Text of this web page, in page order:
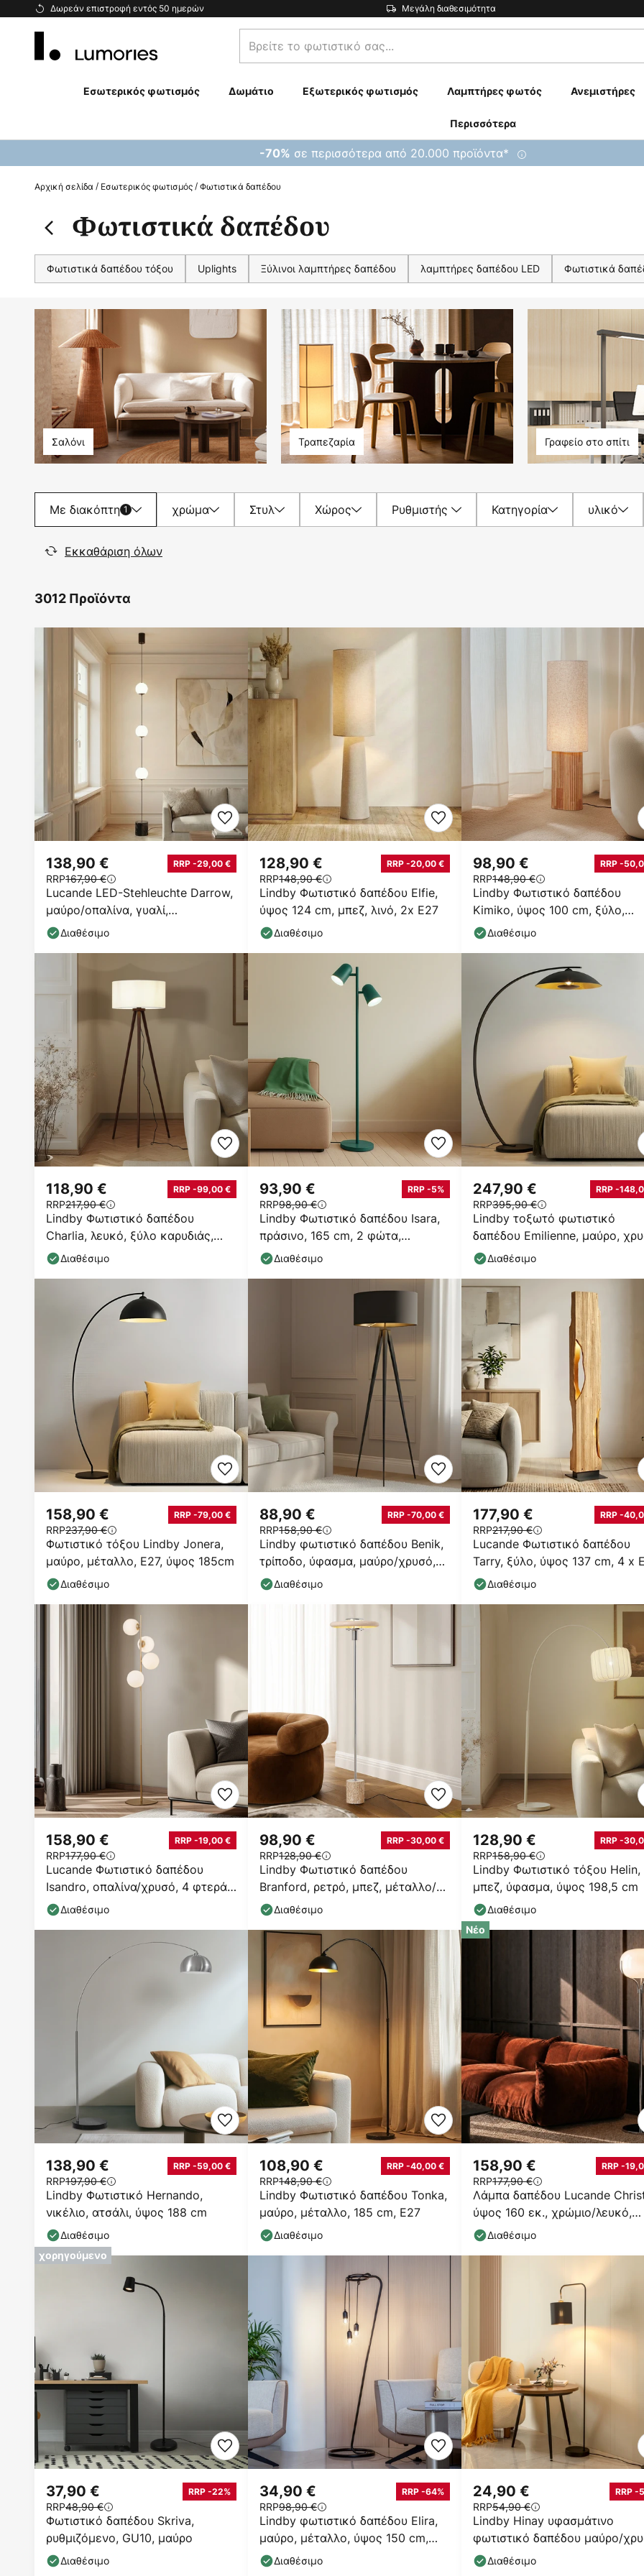
Δωρεάν επιστροφή εντός 50 ημερών Μεγάλη διαθεσιμότητα
Μετάβαση
Βρείτε
το
σας...
Εσωτερικός φωτισμός Δωμάτιο Εξωτερικός φωτισμός Λαμπτήρες φωτός Ανεμιστήρες
Περισσότερα
-70% σε περισσότερα από 20.000 προϊόντα*
Αρχική σελίδα Εσωτερικός φωτισμός Φωτιστικά δαπέδου
Φωτιστικά δαπέδου
Φωτιστικά δαπέδου τόξου Uplights Ξύλινοι λαμπτήρες δαπέδου λαμπτήρες δαπέδου LED Φωτιστικά
Σαλόνι Τραπεζαρία Γραφείο στο σπίτι
Με διακόπτη 1 χρώμα Στυλ Χώρος Ρυθμιστής Κατηγορία υλικό
Εκκαθάριση όλων
3012 Προϊόντα
Lucande LED-Stehleuchte Darrow,
μαύρο/οπαλίνα, γυαλί,
ρυθμιζόμενο
138,90 € RRP -29,00 €
RRP167,90 €
Διαθέσιμο
Lindby Φωτιστικό δαπέδου Elfie,
ύψος 124 cm, μπεζ, λινό, 2x E27
128,90 € RRP -20,00 €
RRP148,90 €
Διαθέσιμο
Lindby Φωτιστικό δαπέδου
Kimiko, ύψος 100 cm, ξύλο,
ύφασμα, E27
98,90 € RRP -
RRP148,90 €
Διαθέσιμο
Lindby Φωτιστικό δαπέδου
Charlia, λευκό, ξύλο καρυδιάς,
ύψος 150 cm
118,90 € RRP -99,00 €
RRP217,90 €
Διαθέσιμο
Lindby Φωτιστικό δαπέδου Isara,
πράσινο, 165 cm, 2 φώτα,
μέταλλο, E27
93,90 € RRP -5%
RRP98,90 €
Διαθέσιμο
Lindby τοξωτό φωτιστικό
δαπέδου Emilienne, μαύρο,
χρώμα, 180 cm
247,90 € RRP -
RRP395,90 €
Διαθέσιμο
Φωτιστικό τόξου Lindby Jonera,
μαύρο, μέταλλο, E27, ύψος 185cm
158,90 € RRP -79,00 €
RRP237,90 €
Διαθέσιμο
Lindby φωτιστικό δαπέδου Benik,
τρίποδο, ύφασμα, μαύρο/χρυσό,
153cm
88,90 € RRP -70,00 €
RRP158,90 €
Διαθέσιμο
Lucande Φωτιστικό δαπέδου
Tarry, ξύλο, ύψος 137 cm, 4 x
177,90 € RRP -
RRP217,90 €
Διαθέσιμο
Lucande Φωτιστικό δαπέδου
Isandro, οπαλίνα/χρυσό, 4 φτερά,
γυαλί/μέταλλο
158,90 € RRP -19,00 €
RRP177,90 €
Διαθέσιμο
Lindby Φωτιστικό δαπέδου
Branford, ρετρό, μπεζ, μέταλλο/
τραβερτίνη
98,90 € RRP -30,00 €
RRP128,90 €
Διαθέσιμο
Lindby Φωτιστικό τόξου Helin,
μπεζ, ύφασμα, ύψος 198,5 cm
128,90 € RRP -
RRP158,90 €
Διαθέσιμο
Lindby Φωτιστικό Hernando,
νικέλιο, ατσάλι, ύψος 188 cm
138,90 € RRP -59,00 €
RRP197,90 €
Διαθέσιμο
Lindby Φωτιστικό δαπέδου Tonka,
μαύρο, μέταλλο, 185 cm, E27
108,90 € RRP -40,00 €
RRP148,90 €
Διαθέσιμο
Νέο
Λάμπα δαπέδου Lucande
ύψος 160 εκ., χρώμιο/λευκό,
γυαλί
158,90 € RRP -
RRP177,90 €
Διαθέσιμο
χορηγούμενο
Φωτιστικό δαπέδου Skriva,
ρυθμιζόμενο, GU10, μαύρο
37,90 € RRP -22%
RRP48,90 €
Διαθέσιμο
Lindby φωτιστικό δαπέδου Elira,
μαύρο, μέταλλο, ύψος 150 cm,
E27
34,90 € RRP -64%
RRP98,90 €
Διαθέσιμο
Lindby Hinay υφασμάτινο
φωτιστικό δαπέδου μαύρο/
24,90 € RRP -
RRP54,90 €
Διαθέσιμο